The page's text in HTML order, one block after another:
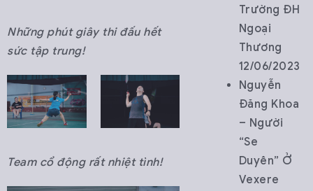
Những phút giây thi đấu hết
sức tập trung!
Team cổ động rất nhiệt tình!
Trường ĐH
Ngoại
Thương
12/06/2023
Nguyễn
Đăng Khoa
– Người
“Se
Duyên” Ở
Vexere